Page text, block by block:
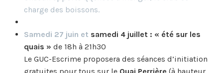
charge des boissons.
Samedi 27 juin et samedi 4 juillet : « été sur les
quais » de 18h à 21h30
Le GUC-Escrime proposera des séances d’initiation
gratuites pour tous sur le Quai Perrière (à hauteur